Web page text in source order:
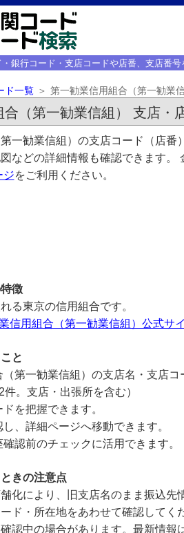
・銀行コード・支店コードや店番、支店番号
ド一覧 第一勧業信用組合（第一勧業
（第一勧業信組） 支店・
一勧業信組）の支店コード（店番
などの詳細情報も確認できます。
ジをご利用ください。
徴
る東京の信用組合です。
信用組合（第一勧業信組）公式サ
と
第一勧業信組）の支店名・支店コ
件。支店・出張所を含む）
を把握できます。
、詳細ページへ移動できます。
認前のチェックに活用できます。
きの注意点
化により、旧支店名のまま振込
ド・所在地をあわせて確認してく
認中の場合があります。最新情報